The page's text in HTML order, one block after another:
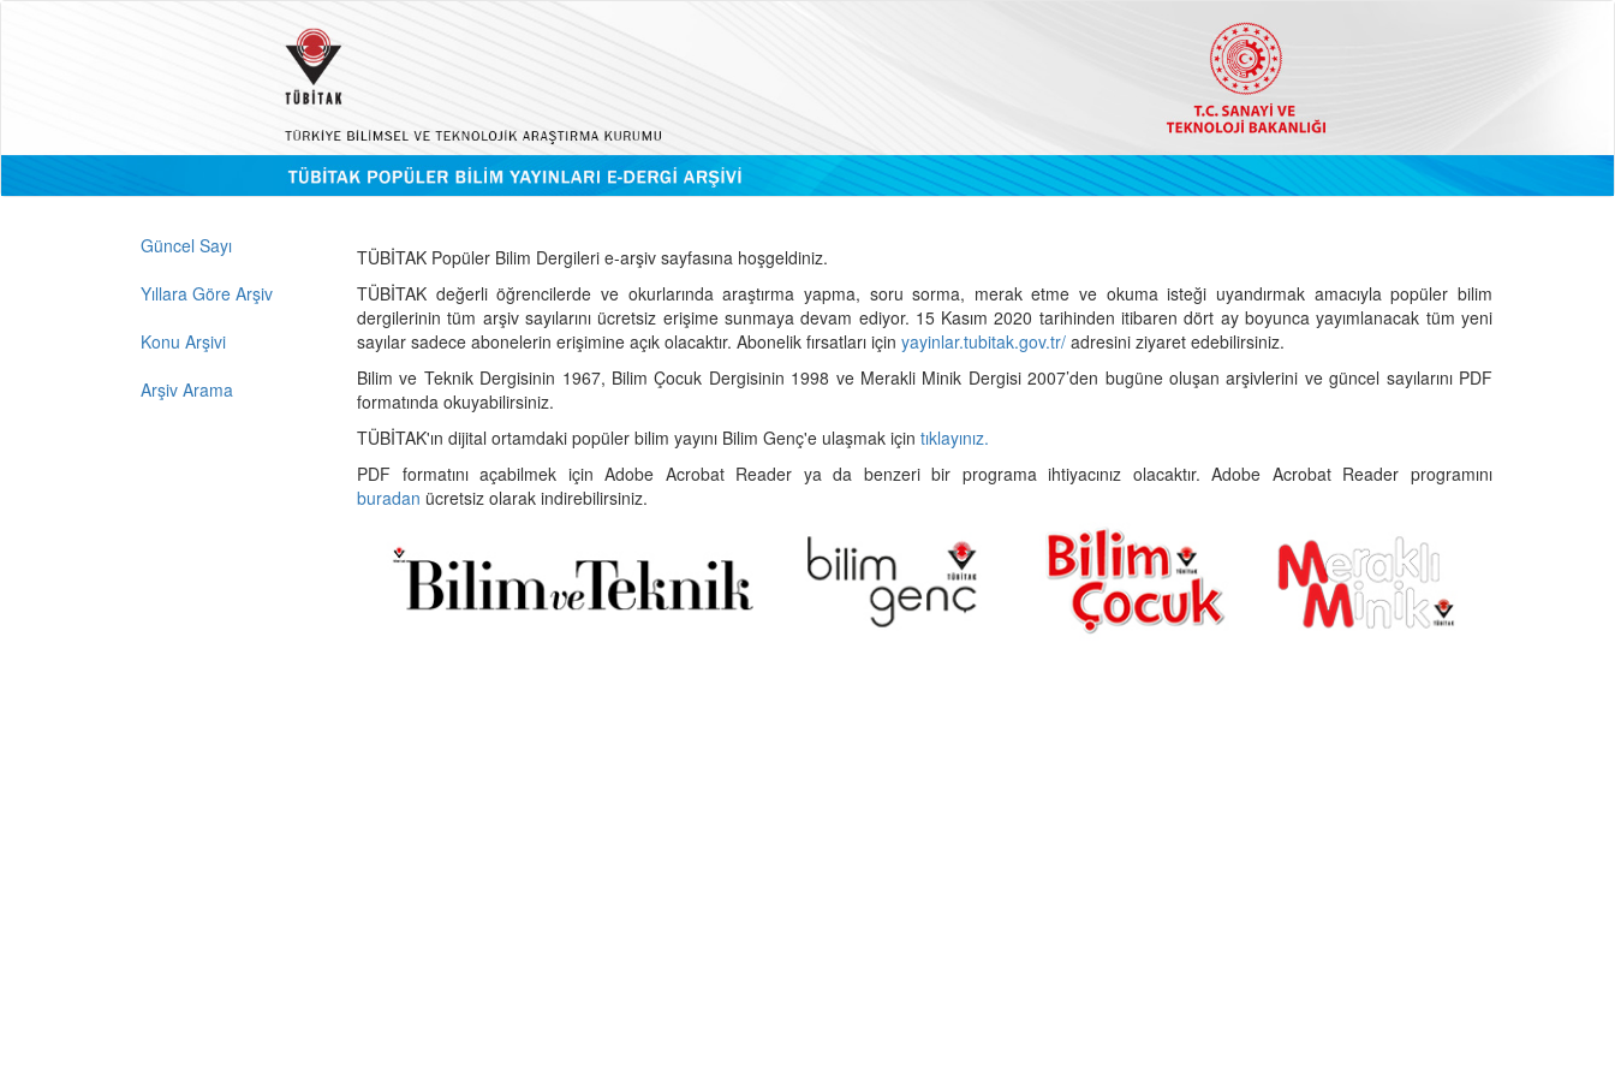
Güncel Sayı
Yıllara Göre Arşiv
Konu Arşivi
Arşiv Arama
TÜBİTAK Popüler Bilim Dergileri e-arşiv sayfasına hoşgeldiniz.
TÜBİTAK değerli öğrencilerde ve okurlarında araştırma yapma, soru sorma, merak etme ve okuma isteği uyandırmak amacıyla popüler bilim
dergilerinin tüm arşiv sayılarını ücretsiz erişime sunmaya devam ediyor. 15 Kasım 2020 tarihinden itibaren dört ay boyunca yayımlanacak tüm yeni
sayılar sadece abonelerin erişimine açık olacaktır. Abonelik fırsatları için yayinlar.tubitak.gov.tr/ adresini ziyaret edebilirsiniz.
Bilim ve Teknik Dergisinin 1967, Bilim Çocuk Dergisinin 1998 ve Merakli Minik Dergisi 2007’den bugüne oluşan arşivlerini ve güncel sayılarını PDF
formatında okuyabilirsiniz.
TÜBİTAK'ın dijital ortamdaki popüler bilim yayını Bilim Genç'e ulaşmak için tıklayınız.
PDF formatını açabilmek için Adobe Acrobat Reader ya da benzeri bir programa ihtiyacınız olacaktır. Adobe Acrobat Reader programını
buradan ücretsiz olarak indirebilirsiniz.